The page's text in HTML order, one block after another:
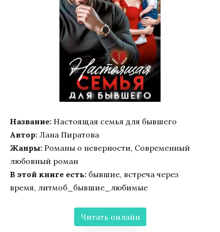
Название: Настоящая семья для бывшего
Автор: Лана Пиратова
Жанры: Романы о неверности, Современный
любовный роман
В этой книге есть: бывшие, встреча через
время, литмоб_бывшие_любимые
Читать онлайн